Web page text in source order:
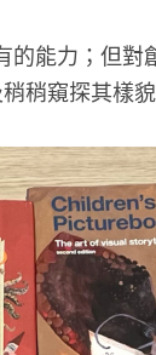
能力；但對
稍窺探其樣貌